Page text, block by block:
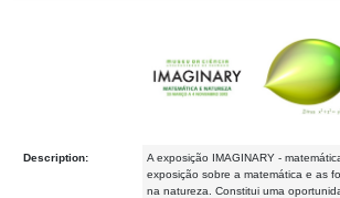
Description:
A exposição IMAGINARY -
exposição sobre a matemática e as
na natureza. Constitui uma